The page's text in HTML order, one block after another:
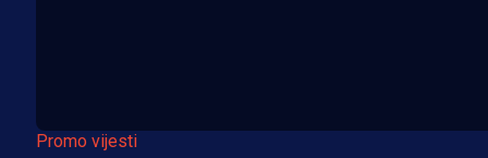
Promo vijesti